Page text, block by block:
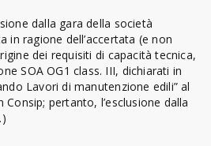
dalla gara della società
in ragione dell’accertata (e non
dei requisiti di capacità tecnica,
SOA OG1 class. III, dichiarati in
Lavori di manutenzione edili” al
pertanto, l’esclusione dalla